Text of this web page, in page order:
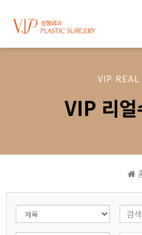
VIP REAL
VIP 리얼